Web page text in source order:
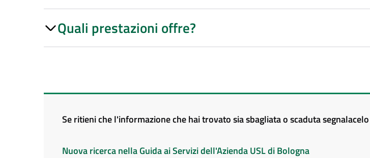
Quali prestazioni offre?
Se ritieni che l'informazione che hai trovato sia sbagliata o scaduta segnalacelo
Nuova ricerca nella Guida ai Servizi dell'Azienda USL di Bologna